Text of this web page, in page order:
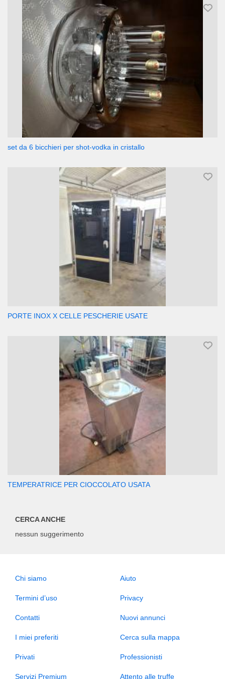
set da 6 bicchieri per shot-vodka in cristallo
PORTE INOX X CELLE PESCHERIE USATE
TEMPERATRICE PER CIOCCOLATO USATA
CERCA ANCHE
nessun suggerimento
Chi siamo Aiuto
Termini d’uso Privacy
Contatti Nuovi annunci
I miei preferiti Cerca sulla mappa
Privati Professionisti
Servizi Premium Attento alle truffe